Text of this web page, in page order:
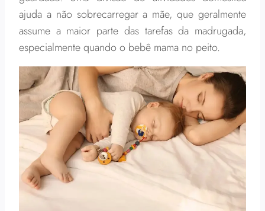
ajuda a não sobrecarregar a mãe, que geralmente
assume a maior parte das tarefas da madrugada,
especialmente quando o bebê mama no peito.